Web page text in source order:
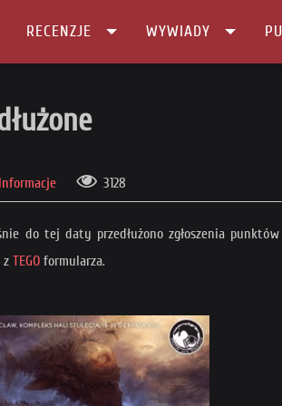
RECENZJE WYWIADY
3128
do tej daty przedłużono zgłoszenia
z TEGO formularza.